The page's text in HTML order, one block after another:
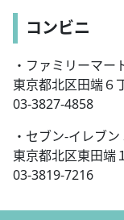
コンビニ
・ファミリーマー
東京都北区田端６
03-3827-4858
・セブン-イレブ
東京都北区東田端
03-3819-7216